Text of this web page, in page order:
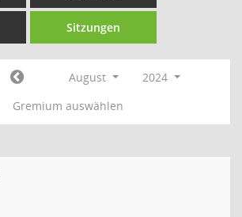
Sitzungen
August
2024
Gremium auswählen